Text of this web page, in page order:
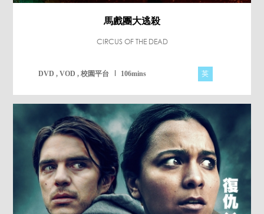
馬戲團大逃殺
CIRCUS OF THE DEAD
DVD , VOD , 校園平台 106mins 英